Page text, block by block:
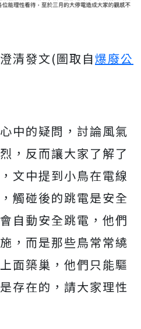
清發文(圖取自爆廢公
中的疑問，討論風氣
，反而讓大家了解了
文中提到小鳥在電線
觸碰後的跳電是安全
自動安全跳電，他們
，而是那些鳥常常繞
面築巢，他們只能驅
存在的，請大家理性